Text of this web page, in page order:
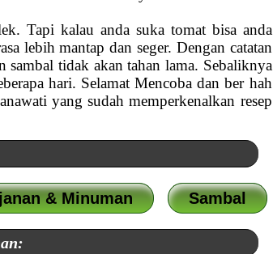
Tapi kalau anda suka tomat bisa anda
lebih mantap dan seger. Dengan catatan
sambal tidak akan tahan lama. Sebaliknya
hari. Selamat Mencoba dan ber hah
yang sudah memperkenalkan resep
& Minuman Sambal